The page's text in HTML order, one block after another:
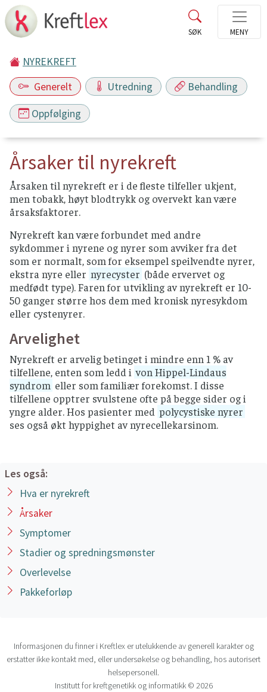
NYREKREFT
Generelt
Utredning Behandling
Oppfølging
Årsaker til nyrekreft
Årsaken til nyrekreft er i de fleste tilfeller ukjent,
men tobakk, høyt blodtrykk og overvekt kan være
årsaksfaktorer.
Nyrekreft kan være forbundet med andre
sykdommer i nyrene og nyrer som avviker fra det
som er normalt, som for eksempel speilvendte nyrer,
ekstra nyre eller nyrecyster (både ervervet og
medfødt type). Faren for utvikling av nyrekreft er 10-
50 ganger større hos dem med kronisk nyresykdom
eller cystenyrer.
Arvelighet
Nyrekreft er arvelig betinget i mindre enn 1 % av
tilfellene, enten som ledd i von Hippel-Lindaus
syndrom eller som familiær forekomst. I disse
tilfellene opptrer svulstene ofte på begge sider og i
yngre alder. Hos pasienter med polycystiske nyrer
ses også økt hyppighet av nyrecellekarsinom.
Les også:
Hva er nyrekreft
Årsaker
Symptomer
Stadier og spredningsmønster
Overlevelse
Pakkeforløp
Informasjonen du finner i Kreftlex er utelukkende av generell karakter og
erstatter ikke kontakt med, eller undersøkelse og behandling, hos autorisert
helsepersonell.
Institutt for kreftgenetikk og informatikk © 2026